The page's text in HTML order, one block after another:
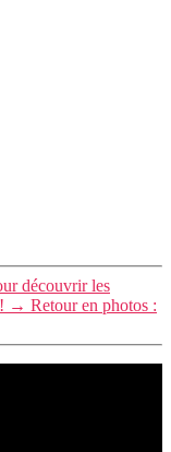
découvrir les
→ Retour en photos :